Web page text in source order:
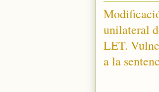
unilateral
LET.
a la